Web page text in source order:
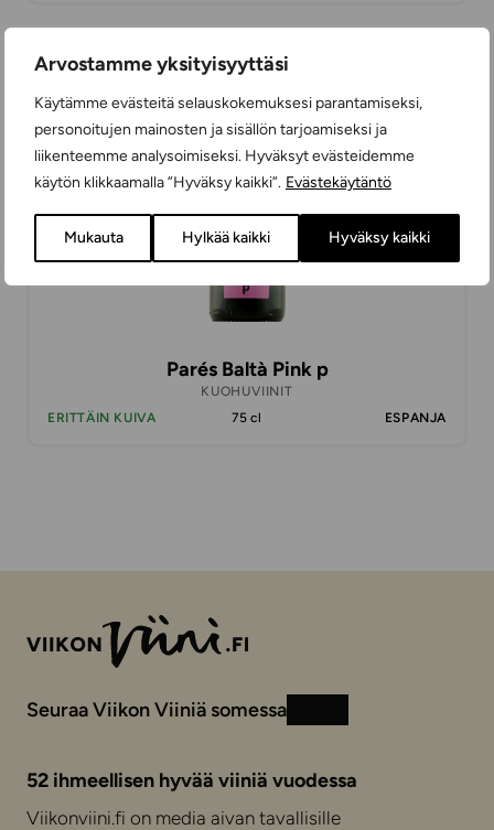
Arvostamme yksityisyyttäsi
Käytämme evästeitä selauskokemuksesi parantamiseksi,
personoitujen mainosten ja sisällön tarjoamiseksi ja
liikenteemme analysoimiseksi. Hyväksyt evästeidemme
käytön klikkaamalla ”Hyväksy kaikki”. Evästekäytäntö
Mukauta Hylkää kaikki Hyväksy kaikki
Parés Baltà Pink p
KUOHUVIINIT
ERITTÄIN KUIVA
75 cl ESPANJA
Seuraa Viikon Viiniä somessa
52 ihmeellisen hyvää viiniä vuodessa
Viikonviini.fi on media aivan tavallisille